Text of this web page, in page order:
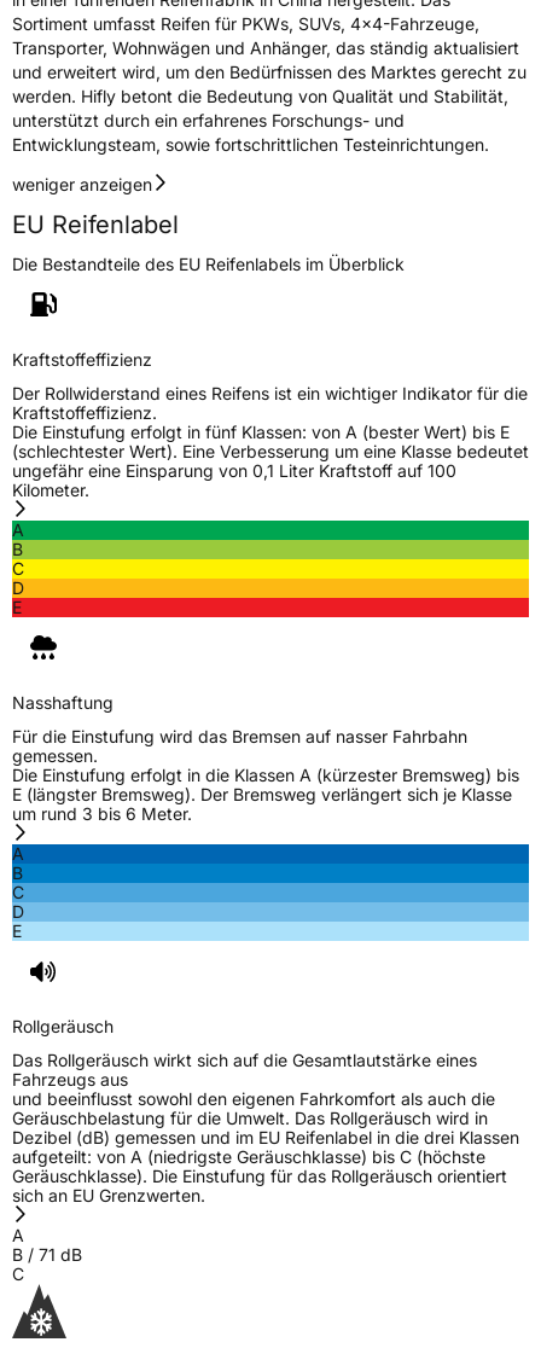
Allgemeine Produktsicherheit (GPSR)
HerstellerkontaktShandong Changfeng Tire Co. LTD, YongAn
Street Guangrao County Dongying City
Shandong Province China,
liu.yang@hengfengtires.com
VerantwortlicheSHG Consulting, YongAn Street Guangrao
China, liu.yang@hengfengtires.com
Sortiment umfasst Reifen für PKWs, SUVs, 4x4-Fahrzeuge,
Transporter, Wohnwägen und Anhänger, das ständig aktualisiert
und erweitert wird, um den Bedürfnissen des Marktes gerecht zu
werden. Hifly betont die Bedeutung von Qualität und Stabilität,
unterstützt durch ein erfahrenes Forschungs- und
Entwicklungsteam, sowie fortschrittlichen Testeinrichtungen.
weniger anzeigen
EU Reifenlabel
Die Bestandteile des EU Reifenlabels im Überblick
Kraftstoffeffizienz
Der Rollwiderstand eines Reifens ist ein wichtiger Indikator für die
Kraftstoffeffizienz.
Die Einstufung erfolgt in fünf Klassen: von A (bester Wert) bis E
(schlechtester Wert). Eine Verbesserung um eine Klasse bedeutet
ungefähr eine Einsparung von 0,1 Liter Kraftstoff auf 100
Kilometer.
A
B
C
D
E
Nasshaftung
Für die Einstufung wird das Bremsen auf nasser Fahrbahn
gemessen.
Die Einstufung erfolgt in die Klassen A (kürzester Bremsweg) bis
E (längster Bremsweg). Der Bremsweg verlängert sich je Klasse
um rund 3 bis 6 Meter.
A
B
C
D
E
Rollgeräusch
Das Rollgeräusch wirkt sich auf die Gesamtlautstärke eines
Fahrzeugs aus
und beeinflusst sowohl den eigenen Fahrkomfort als auch die
Geräuschbelastung für die Umwelt. Das Rollgeräusch wird in
Dezibel (dB) gemessen und im EU Reifenlabel in die drei Klassen
aufgeteilt: von A (niedrigste Geräuschklasse) bis C (höchste
Geräuschklasse). Die Einstufung für das Rollgeräusch orientiert
sich an EU Grenzwerten.
A
B / 71 dB
C